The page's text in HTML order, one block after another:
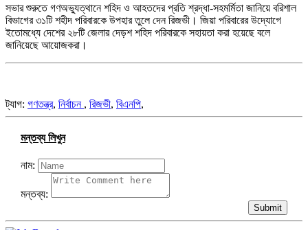
সভার শুরুতে গণঅভ্যুত্থানে শহিদ ও আহতদের প্রতি শ্রদ্ধা-সহমর্মিতা জানিয়ে বরিশাল
বিভাগের ৩১টি শহীদ পরিবারকে উপহার তুলে দেন রিজভী। জিয়া পরিবারের উদ্যোগে
ইতোমধ্যে দেশের ২৮টি জেলার দেড়শ শহিদ পরিবারকে সহায়তা করা হয়েছে বলে
জানিয়েছে আয়োজকরা।
ট্যাগ: গণতন্ত্র, নির্বাচন , রিজভী, বিএনপি,
মন্তব্য লিখুন
নাম:
মন্তব্য:
Submit